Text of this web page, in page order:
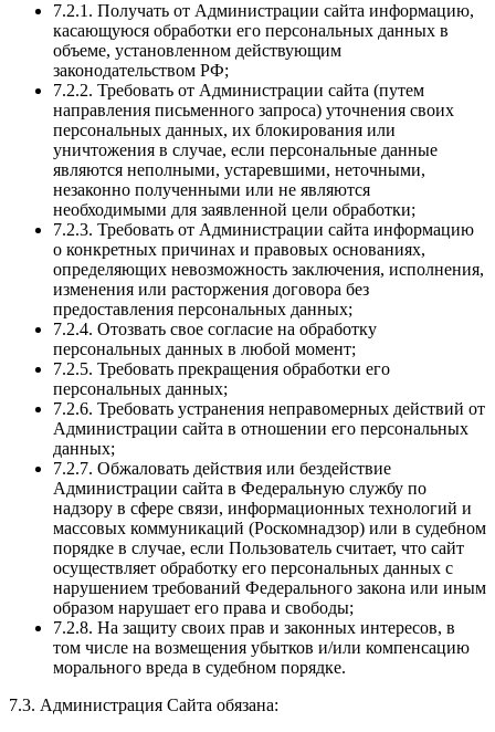
7.2.1. Получать от Администрации сайта информацию,
касающуюся обработки его персональных данных в
объеме, установленном действующим
законодательством РФ;
7.2.2. Требовать от Администрации сайта (путем
направления письменного запроса) уточнения своих
персональных данных, их блокирования или
уничтожения в случае, если персональные данные
являются неполными, устаревшими, неточными,
незаконно полученными или не являются
необходимыми для заявленной цели обработки;
7.2.3. Требовать от Администрации сайта информацию
о конкретных причинах и правовых основаниях,
определяющих невозможность заключения, исполнения,
изменения или расторжения договора без
предоставления персональных данных;
7.2.4. Отозвать свое согласие на обработку
персональных данных в любой момент;
7.2.5. Требовать прекращения обработки его
персональных данных;
7.2.6. Требовать устранения неправомерных действий от
Администрации сайта в отношении его персональных
данных;
7.2.7. Обжаловать действия или бездействие
Администрации сайта в Федеральную службу по
надзору в сфере связи, информационных технологий и
массовых коммуникаций (Роскомнадзор) или в судебном
порядке в случае, если Пользователь считает, что сайт
осуществляет обработку его персональных данных с
нарушением требований Федерального закона или иным
образом нарушает его права и свободы;
7.2.8. На защиту своих прав и законных интересов, в
том числе на возмещения убытков и/или компенсацию
морального вреда в судебном порядке.
7.3. Администрация Сайта обязана: